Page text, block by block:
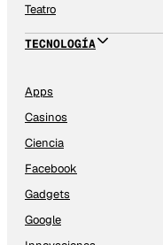
Teatro
TECNOLOGÍA
Apps
Casinos
Ciencia
Facebook
Gadgets
Google